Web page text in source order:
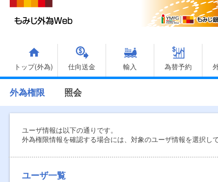
トップ(外為) 仕向送金 輸入 為替予約
外為権限 照会
ユーザ情報は以下の通りです。
外為権限情報を確認する場合には、対象のユーザ情報を選択し
ユーザ一覧